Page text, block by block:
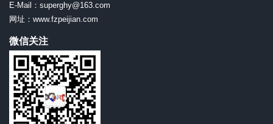
E-Mail：superghy@163.com
网址：www.fzpeijian.com
微信关注